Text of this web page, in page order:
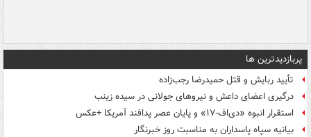
پربازدیدترین ها
تأیید ربایش و قتل حمیدرضا رجب‌زاده
درگیری اعضای داعش و نیروهای جولانی در سیده زینب
استقرار انبوه «دی‌اف‑۱۷» و پایان عصر پدافند آمریکا +عکس
بیانیه سپاه پاسداران به مناسبت روز خبرنگار